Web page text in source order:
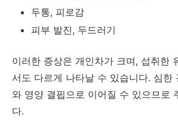
두통, 피로감
피부 발진, 두드러기
이러한 증상은 개인차가 크며, 섭취한
서도 다르게 나타날 수 있습니다. 심한
와 영양 결핍으로 이어질 수 있으므로
다.